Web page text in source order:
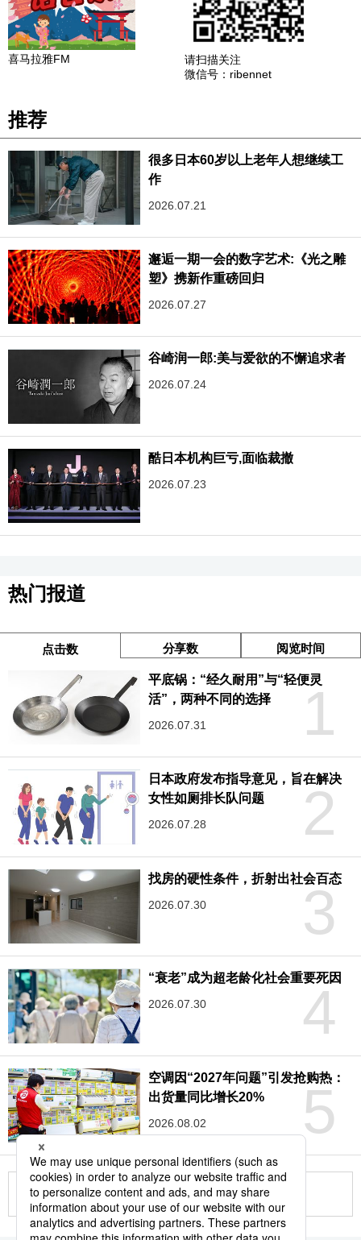
喜马拉雅FM
请扫描关注
微信号：ribennet
推荐
很多日本60岁以上老年人想继续工
作
2026.07.21
邂逅一期一会的数字艺术:《光之雕
塑》携新作重磅回归
2026.07.27
谷崎润一郎:美与爱欲的不懈追求者
2026.07.24
酷日本机构巨亏,面临裁撤
2026.07.23
热门报道
点击数 分享数 阅览时间
1
平底锅：“经久耐用”与“轻便灵
活”，两种不同的选择
2026.07.31
2
日本政府发布指导意见，旨在解决
女性如厕排长队问题
2026.07.28
3
找房的硬性条件，折射出社会百态
2026.07.30
4
“衰老”成为超老龄化社会重要死因
2026.07.30
5
空调因“2027年问题”引发抢购热：
出货量同比增长20%
2026.08.02
更多